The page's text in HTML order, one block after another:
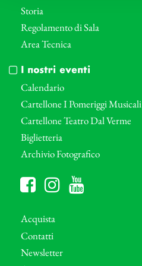
Storia
Regolamento di Sala
Area Tecnica
I nostri eventi
Calendario
Cartellone I Pomeriggi Musicali
Cartellone Teatro Dal Verme
Biglietteria
Archivio Fotografico
Acquista
Contatti
Newsletter